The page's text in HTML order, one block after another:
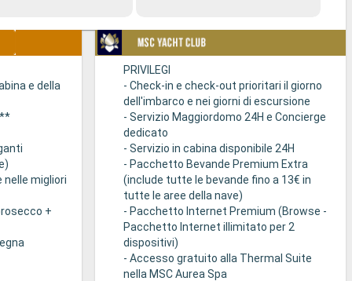
e della
nelle migliori
+
PRIVILEGI
- Check-in e check-out prioritari il giorno
dell'imbarco e nei giorni di escursione
- Servizio Maggiordomo 24H e Concierge
dedicato
- Servizio in cabina disponibile 24H
- Pacchetto Bevande Premium Extra
(include tutte le bevande fino a 13€ in
tutte le aree della nave)
- Pacchetto Internet Premium (Browse -
Pacchetto Internet illimitato per 2
dispositivi)
- Accesso gratuito alla Thermal Suite
nella MSC Aurea Spa